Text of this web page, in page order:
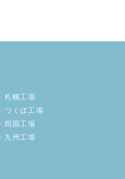
札幌工場
つくば工場
四国工場
九州工場